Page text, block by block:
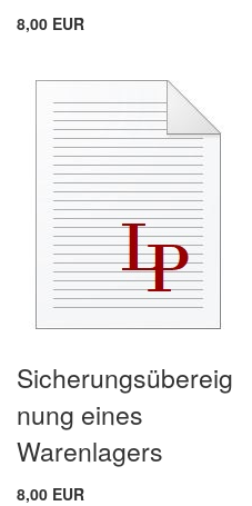
8,00 EUR
Sicherungsübereig
nung eines
Warenlagers
8,00 EUR